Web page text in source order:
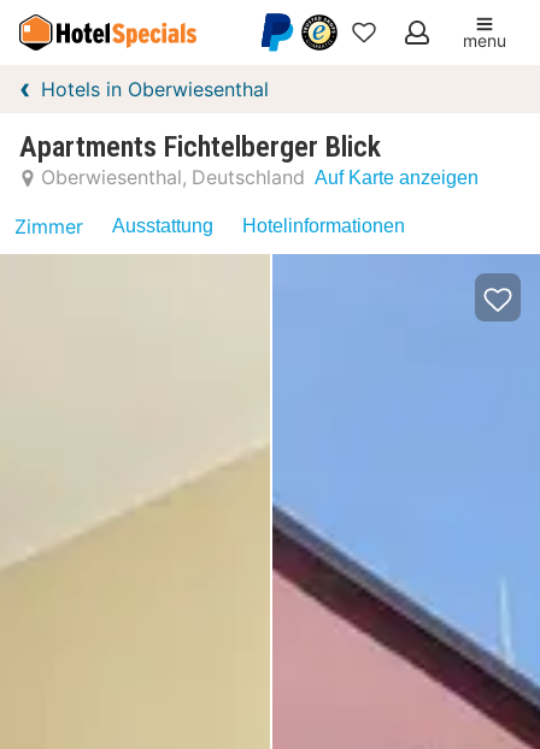
Meine
menu
Hotels in Oberwiesenthal
Apartments Fichtelberger Blick
Oberwiesenthal Deutschland Auf Karte anzeigen
Zimmer Ausstattung Hotelinformationen